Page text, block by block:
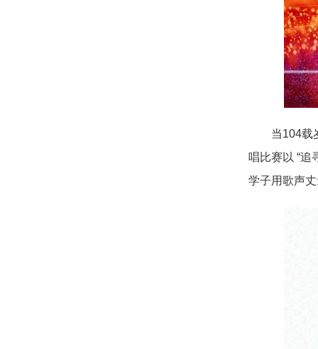
当104载
唱比赛以 “追
学子用歌声